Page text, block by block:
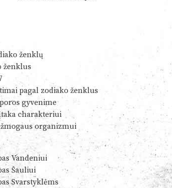
ženklų
ženklus
pagal zodiako ženklus
gyvenime
charakteriui
organizmui
Vandeniui
Šauliui
Svarstyklėms